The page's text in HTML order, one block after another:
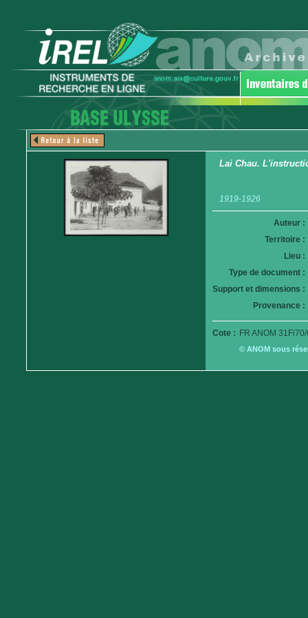
Lai Chau.
1919-1926
Auteur :
Territoire :
Lieu :
Type de document :
Support et dimensions :
Provenance :
Cote : FR ANOM
© ANOM sous